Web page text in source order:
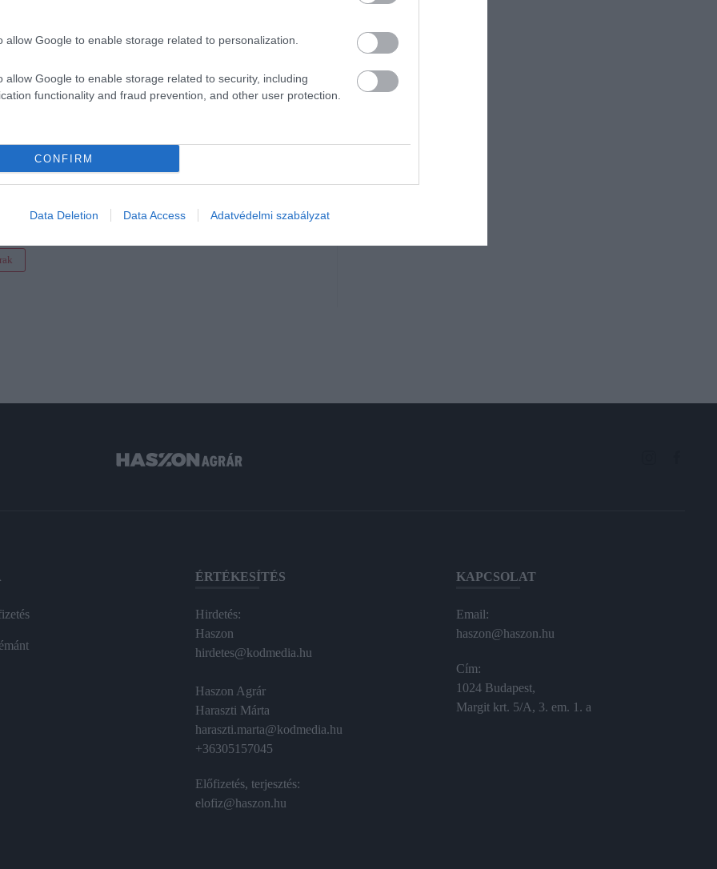
allow Google to enable storage related to personalization.
allow Google to enable storage related to security, including
functionality and fraud prevention, and other user protection.
CONFIRM
Data Deletion Data Access Adatvédelmi szabályzat
tehát kihasználni a szezont, mert a friss málna igazi
a bogyókkal!
lecsapott a hatóság
ÉRTÉKESÍTÉS
Hirdetés:
Haszon
hirdetes@kodmedia.hu
Haszon Agrár
Haraszti Márta
haraszti.marta@kodmedia.hu
+36305157045
Előfizetés, terjesztés:
elofiz@haszon.hu
KAPCSOLAT
Email:
haszon@haszon.hu
Cím:
1024 Budapest,
Margit krt. 5/A, 3. em. 1. a